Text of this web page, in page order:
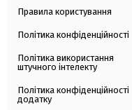
Правила користування
Політика конфіденційності
Політика використання
штучного інтелекту
Політика конфіденційності
додатку